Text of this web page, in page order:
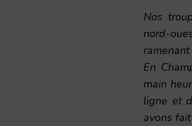
Nos
nord-
En
main
ligne et
avons